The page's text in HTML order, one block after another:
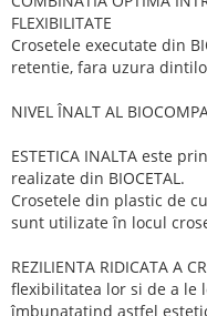
FLEXIBILITATE
Crosetele executate din
retentie, fara uzura
NIVEL ÎNALT AL
ESTETICA INALTA este
realizate din BIOCETAL.
Crosetele din plastic de
sunt utilizate în locul
REZILIENTA RIDICATA A
flexibilitatea lor si de a le
îmbunatatind astfel